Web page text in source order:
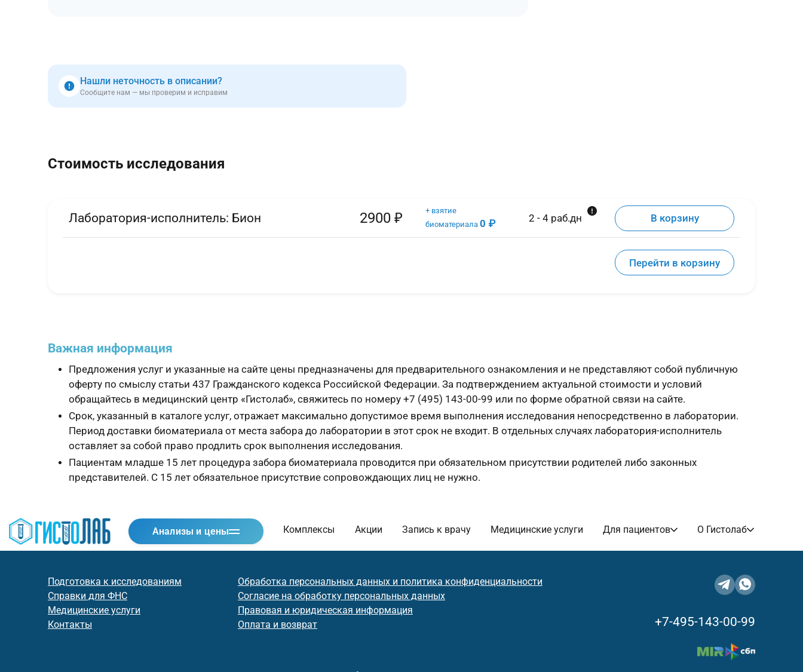
Нашли неточность в описании?
Сообщите нам — мы проверим и исправим
Стоимость исследования
Лаборатория-исполнитель: Бион 2900 ₽
+ взятие
биоматериала 0 ₽ 2 - 4 раб.дн В корзину
Перейти в корзину
Важная информация
Предложения услуг и указанные на сайте цены предназначены для предварительного ознакомления и не представляют собой публичную
оферту по смыслу статьи 437 Гражданского кодекса Российской Федерации. За подтверждением актуальной стоимости и условий
обращайтесь в медицинский центр «Гистолаб», свяжитесь по номеру +7 (495) 143-00-99 или по форме обратной связи на сайте.
Срок, указанный в каталоге услуг, отражает максимально допустимое время выполнения исследования непосредственно в лаборатории.
Период доставки биоматериала от места забора до лаборатории в этот срок не входит. В отдельных случаях лаборатория-исполнитель
оставляет за собой право продлить срок выполнения исследования.
Пациентам младше 15 лет процедура забора биоматериала проводится при обязательном присутствии родителей либо законных
представителей. С 15 лет обязательное присутствие сопровождающих лиц не нужно.
Анализы и цены Комплексы Акции Запись к врачу Медицинские услуги Для пациентов О Гистолаб
Подготовка к исследованиям
Справки для ФНС
Медицинские услуги
Контакты
Обработка персональных данных и политика конфиденциальности
Согласие на обработку персональных данных
Правовая и юридическая информация
Оплата и возврат
+7-495-143-00-99